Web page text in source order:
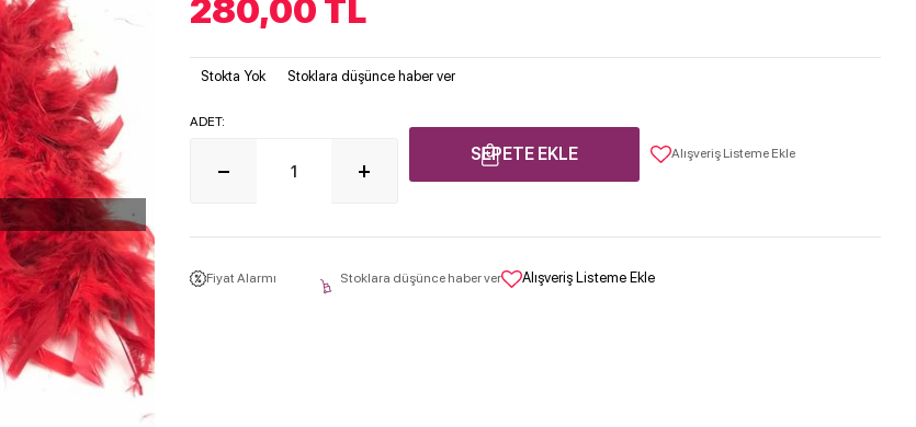
280,00 TL
Stokta Yok Stoklara düşünce haber ver
ADET:
SEPETE EKLE Alışveriş Listeme Ekle
Fiyat Alarmı Stoklara düşünce haber ver Alışveriş Listeme Ekle